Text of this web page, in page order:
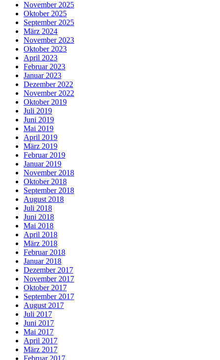
November 2025
Oktober 2025
September 2025
März 2024
November 2023
Oktober 2023
April 2023
Februar 2023
Januar 2023
Dezember 2022
November 2022
Oktober 2019
Juli 2019
Juni 2019
Mai 2019
April 2019
März 2019
Februar 2019
Januar 2019
November 2018
Oktober 2018
September 2018
August 2018
Juli 2018
Juni 2018
Mai 2018
April 2018
März 2018
Februar 2018
Januar 2018
Dezember 2017
November 2017
Oktober 2017
September 2017
August 2017
Juli 2017
Juni 2017
Mai 2017
April 2017
März 2017